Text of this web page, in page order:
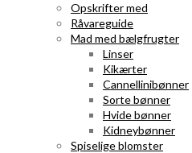
Opskrifter med
Råvareguide
Mad med bælgfrugter
Linser
Kikærter
Cannellinibønner
Sorte bønner
Hvide bønner
Kidneybønner
Spiselige blomster